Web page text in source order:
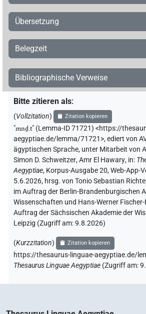
Übersetzung
Belegzeit
Bibliographische Verweise
Bitte zitieren als:
(Vollzitation) Zitation kopieren
"mnḏ.t" (Lemma-ID 71721) <https://
aegyptiae.de/lemma/71721>,ediert von
ägyptischen Sprache, unter Mitarbeit von
Simon D. Schweitzer,Amr El Hawary, in:
Aegyptiae, Korpus-Ausgabe 20, Web-App-
5.6.2026, hrsg. von Tonio Sebastian
im Auftrag der Berlin-Brandenburgischen
Wissenschaften und Hans-Werner
Auftrag der Sächsischen Akademie der
Leipzig (Zugriff am:9.8.2026)
(Kurzzitation) Zitation kopieren
https://thesaurus-linguae-aegyptiae.de/
Thesaurus Linguae Aegyptiae (Zugriff am: